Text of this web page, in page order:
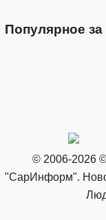
Популярное
© 2006-2026
"СарИнформ".